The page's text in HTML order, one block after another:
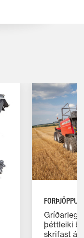
Gríðarleg
þéttleiki
skrifast á